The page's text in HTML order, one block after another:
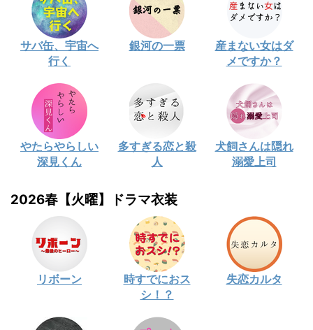
サバ缶、宇宙へ
行く
銀河の一票
産まない女はダ
メですか？
やたらやらしい
深見くん
多すぎる恋と殺
人
犬飼さんは隠れ
溺愛上司
2026春【火曜】ドラマ衣装
リボーン
時すでにおス
シ！？
失恋カルタ